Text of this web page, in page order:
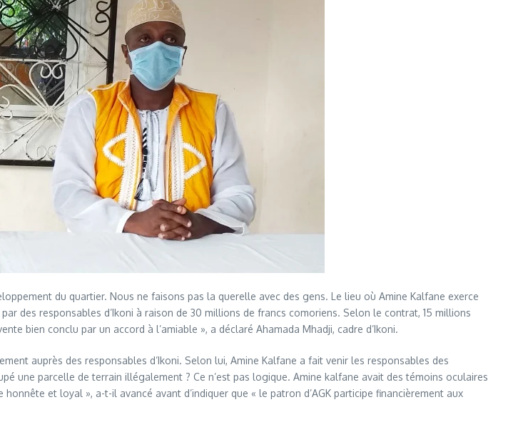
du quartier. Nous ne faisons pas la querelle avec des gens. Le lieu où Amine Kalfane exerce
des responsables d’Ikoni à raison de 30 millions de francs comoriens. Selon le contrat, 15 millions
bien conclu par un accord à l’amiable », a déclaré Ahamada Mhadji, cadre d’Ikoni.
auprès des responsables d’Ikoni. Selon lui, Amine Kalfane a fait venir les responsables des
une parcelle de terrain illégalement ? Ce n’est pas logique. Amine kalfane avait des témoins oculaires
et loyal », a-t-il avancé avant d’indiquer que « le patron d’AGK participe financièrement aux